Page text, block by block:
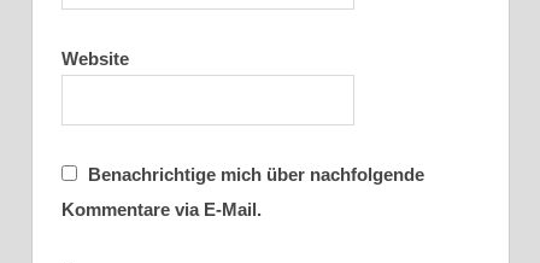
Website
Benachrichtige mich über nachfolgende
Kommentare via E-Mail.